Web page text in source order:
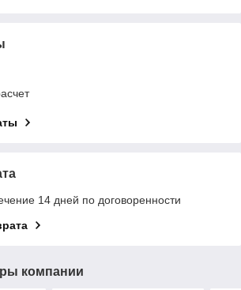
14 дней по договоренности
компании